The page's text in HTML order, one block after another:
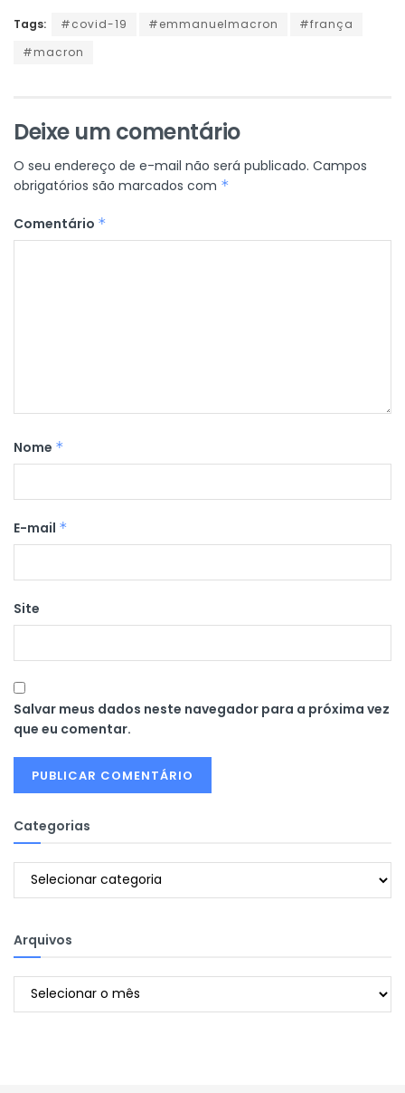
Tags: #covid-19 #emmanuelmacron
#frança
#macron
Deixe um comentário
O seu endereço de e-mail não será publicado. Campos
obrigatórios são marcados com *
Comentário *
Nome *
E-mail *
Site
Salvar meus dados neste navegador para a próxima vez
que eu comentar.
Categorias
Categorias
Arquivos
Arquivos